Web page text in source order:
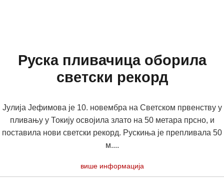
Руска пливачица оборила
светски рекорд
Јулија Јефимова је 10. новембра на Светском првенству у
пливању у Токију освојила злато на 50 метара прсно, и
поставила нови светски рекорд. Рускиња је препливала 50
м....
више информација